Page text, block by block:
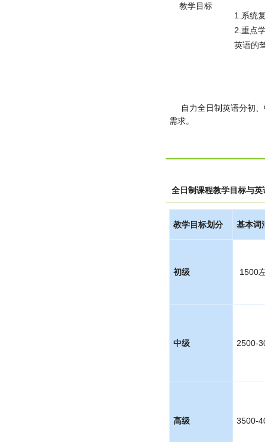
教学目标
1.系统
2.重点
英语的
自力全日制英语分初、
需求。
全日制课程教学目标与
教学目标划分 基本词
初级 1500
中级 2500-
高级 3500-